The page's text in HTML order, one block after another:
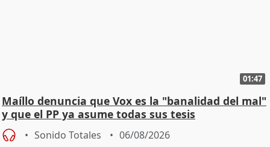
01:47
Maíllo denuncia que Vox es la "banalidad del mal"
y que el PP ya asume todas sus tesis
Sonido Totales 06/08/2026